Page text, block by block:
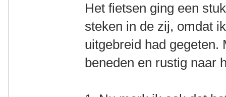
Het fietsen ging een
steken in de zij, omdat
uitgebreid had gegeten.
beneden en rustig naar